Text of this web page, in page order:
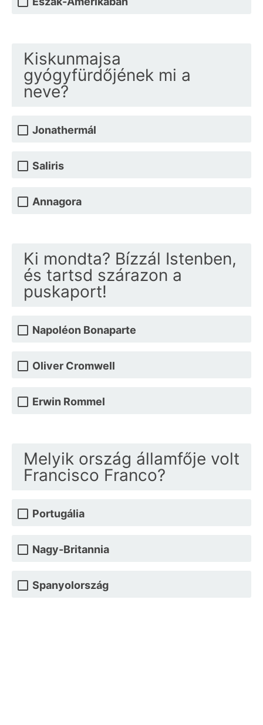
Kiskunmajsa
gyógyfürdőjének mi a
neve?
Jonathermál
Saliris
Annagora
Ki mondta? Bízzál Istenben,
és tartsd szárazon a
puskaport!
Napoléon Bonaparte
Oliver Cromwell
Erwin Rommel
Melyik ország államfője volt
Francisco Franco?
Portugália
Nagy-Britannia
Spanyolország